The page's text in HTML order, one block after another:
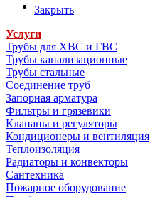
Закрыть
Услуги
Трубы для ХВС и ГВС
Трубы канализационные
Трубы стальные
Соединение труб
Запорная арматура
Фильтры и грязевики
Клапаны и регуляторы
Кондиционеры и вентиляция
Теплоизоляция
Радиаторы и конвекторы
Сантехника
Пожарное оборудование